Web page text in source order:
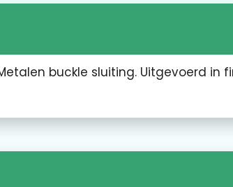
buckle sluiting. Uitgevoerd in